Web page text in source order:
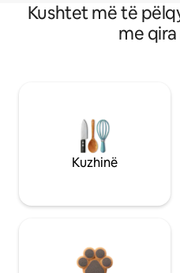
Kushtet më të
me
Kuzhinë